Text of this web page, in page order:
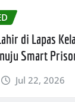
di Lapas
Smart
Jul 22, 2026